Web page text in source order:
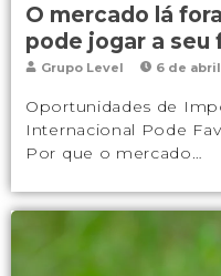
O mercado lá
pode jogar a seu
Grupo Level 6 de
Oportunidades de
Internacional Pode
Por que o mercado…